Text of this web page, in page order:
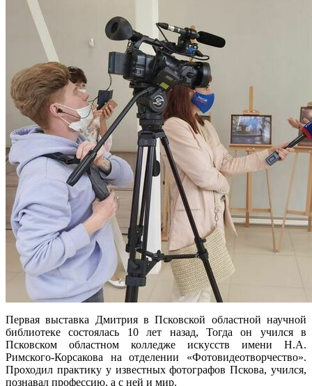
Первая выставка Дмитрия в Псковской областной научной
библиотеке состоялась 10 лет назад, Тогда он учился в
Псковском областном колледже искусств имени Н.А.
Римского-Корсакова на отделении «Фотовидеотворчество».
Проходил практику у известных фотографов Пскова, учился,
познавал профессию, а с ней и мир.